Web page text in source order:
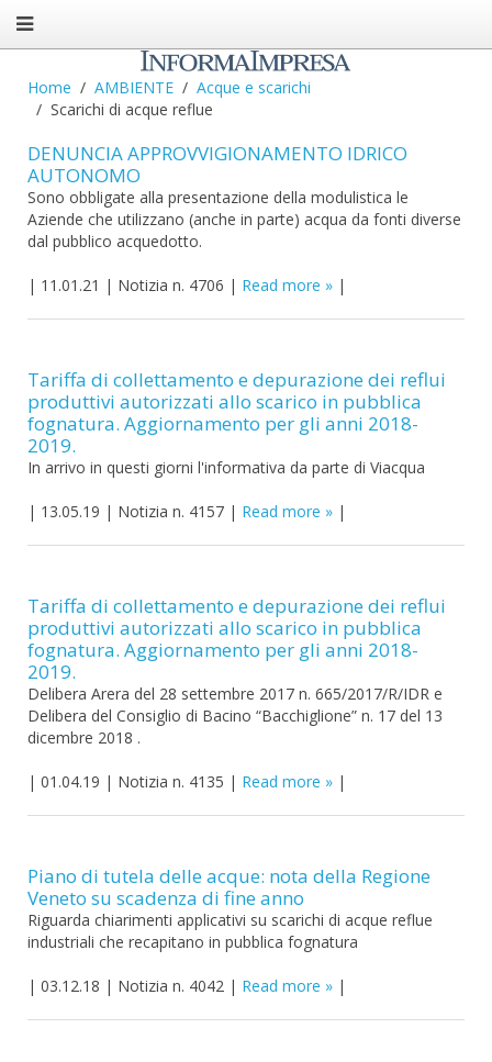
Home AMBIENTE
Acque e scarichi
Scarichi di acque reflue
DENUNCIA APPROVVIGIONAMENTO IDRICO
AUTONOMO
Sono obbligate alla presentazione della modulistica le
Aziende che utilizzano (anche in parte) acqua da fonti diverse
dal pubblico acquedotto.
| 11.01.21 | Notizia n. 4706 | Read more |
Tariffa di collettamento e depurazione dei reflui
produttivi autorizzati allo scarico in pubblica
fognatura. Aggiornamento per gli anni 2018-
2019.
In arrivo in questi giorni l'informativa da parte di Viacqua
| 13.05.19 | Notizia n. 4157 | Read more |
Tariffa di collettamento e depurazione dei reflui
produttivi autorizzati allo scarico in pubblica
fognatura. Aggiornamento per gli anni 2018-
2019.
Delibera Arera del 28 settembre 2017 n. 665/2017/R/IDR e
Delibera del Consiglio di Bacino “Bacchiglione” n. 17 del 13
dicembre 2018 .
| 01.04.19 | Notizia n. 4135 | Read more |
Piano di tutela delle acque: nota della Regione
Veneto su scadenza di fine anno
Riguarda chiarimenti applicativi su scarichi di acque reflue
industriali che recapitano in pubblica fognatura
| 03.12.18 | Notizia n. 4042 | Read more |